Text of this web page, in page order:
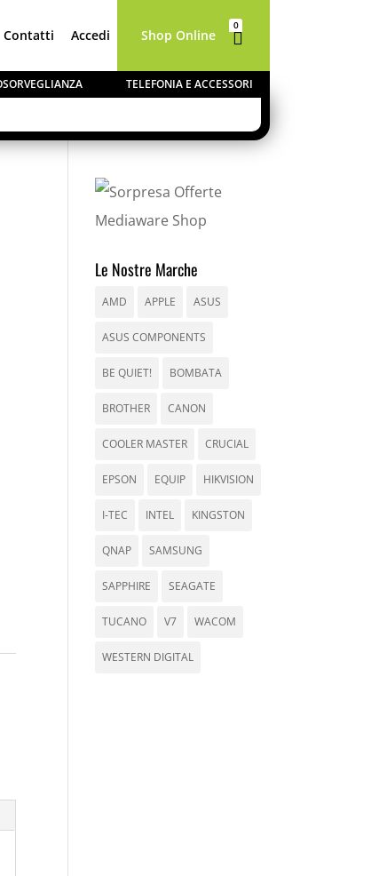
TELEFONIA E ACCESSORI
0
Contatti Accedi Shop Online 
Le Nostre Marche
AMD APPLE ASUS
ASUS COMPONENTS
BE QUIET! BOMBATA
BROTHER CANON
COOLER MASTER CRUCIAL
EPSON EQUIP HIKVISION
I-TEC INTEL KINGSTON
QNAP SAMSUNG
SAPPHIRE SEAGATE
TUCANO V7 WACOM
WESTERN DIGITAL